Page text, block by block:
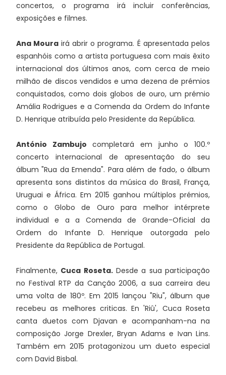
concertos, o programa irá incluir conferências,
exposições e filmes.
Ana Moura irá abrir o programa. É apresentada pelos
espanhóis como a artista portuguesa com mais êxito
internacional dos últimos anos, com cerca de meio
milhão de discos vendidos e uma dezena de prémios
conquistados, como dois globos de ouro, um prémio
Amália Rodrigues e a Comenda da Ordem do Infante
D. Henrique atribuída pelo Presidente da República.
António Zambujo completará em junho o 100.º
concerto internacional de apresentação do seu
álbum "Rua da Emenda". Para além de fado, o álbum
apresenta sons distintos da música do Brasil, França,
Uruguai e África. Em 2015 ganhou múltiplos prémios,
como o Globo de Ouro para melhor intérprete
individual e a a Comenda de Grande-Oficial da
Ordem do Infante D. Henrique outorgada pelo
Presidente da República de Portugal.
Finalmente, Cuca Roseta.Desde a sua participação
no Festival RTP da Canção 2006, a sua carreira deu
uma volta de 180º. Em 2015 lançou "Riu", álbum que
recebeu as melhores criticas. En 'Riû', Cuca Roseta
canta duetos com Djavan e acompanham-na na
composição Jorge Drexler, Bryan Adams e Ivan Lins.
Também em 2015 protagonizou um dueto especial
com David Bisbal.